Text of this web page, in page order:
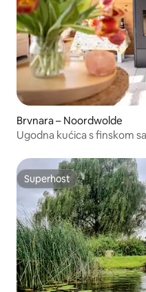
Brvnara – Noordwolde
Ugodna kućica s finskom
Superhost
Superhost